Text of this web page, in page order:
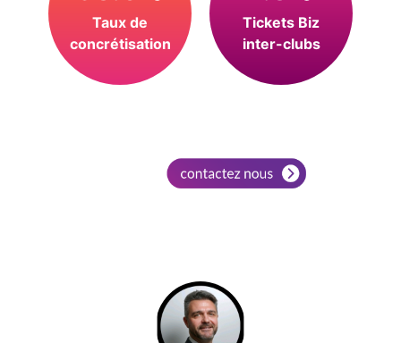
Taux de
concrétisation
Tickets Biz
inter-clubs